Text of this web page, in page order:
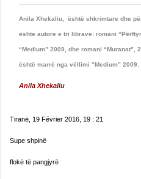
Anila Xhekaliu, është shkrimtare dhe
ështe autore e tri librave: romani
“Medium” 2009, dhe romani “Muranat”,
është marrë nga vëllimi “Medium” 2009.
Anila Xhekaliu
Tiranë, 19 Février 2016, 19 : 21
Supe shpinë
flokë të pangjyrë